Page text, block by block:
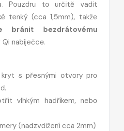
Pouzdru to určitě vadit
tenký (cca 1,5mm), takže
bránit bezdrátovému
Qi nabíječce.
kryt s přesnými otvory pro
vlhkým hadříkem, nebo
(nadzvdižení cca 2mm)